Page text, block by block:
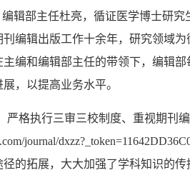
辑部主任杜亮，循证医学博士研
编辑出版工作十余年，研究领域
主编和编辑部主任的带领下，编辑
，以提高业务水平。
格执行三审三校制度、重视期刊
journal/
的拓展，大大加强了学科知识的传